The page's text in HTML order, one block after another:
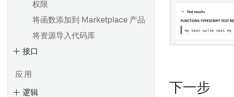
权限
将函数添加到 Marketplace 产品
将资源导入代码库
接口
应用
逻辑 下一步